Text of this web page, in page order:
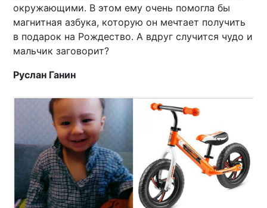
окружающими. В этом ему очень помогла бы
магнитная азбука, которую он мечтает получить
в подарок на Рождество. А вдруг случится чудо и
мальчик заговорит?
Руслан Ганин